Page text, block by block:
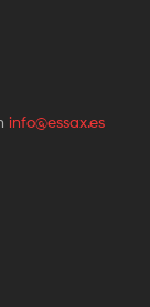
info@essax.es